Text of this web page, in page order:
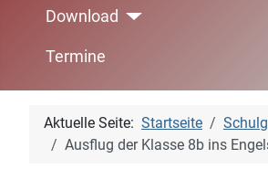
Download
Termine
Aktuelle Seite: Startseite
Ausflug der Klasse 8b ins